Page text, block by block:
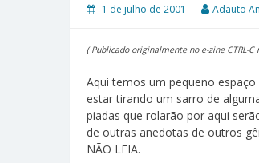
1 de julho de 2001 Adauto
( Publicado originalmente no e-zine CTRL-C
Aqui temos um pequeno
estar tirando um sarro de
piadas que rolarão por aqui
de outras anedotas de outros
NÃO LEIA.